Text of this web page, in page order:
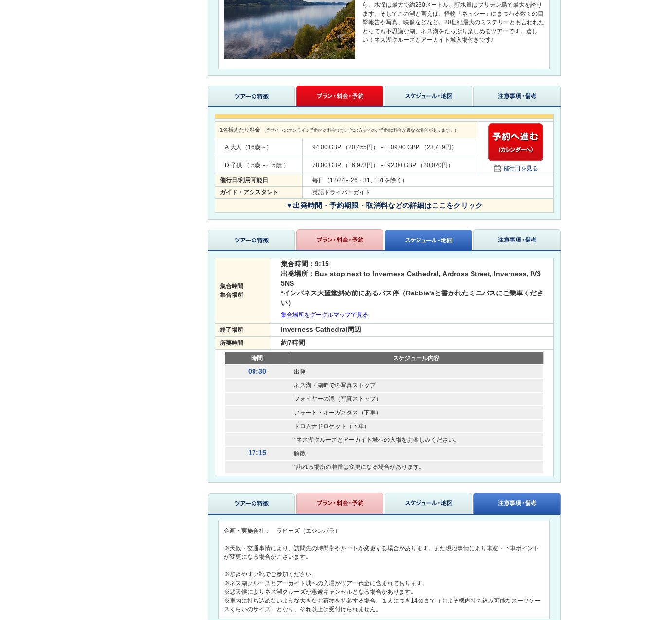
ら、水深は最大で約230メートル、貯水量はブリテン島で最大を誇り
ます。そしてこの湖と言えば、怪物「ネッシー」にまつわる数々の目
撃報告や写真、映像などなど。20世紀最大のミステリーとも言われた
とっても不思議な湖、ネス湖をたっぷり楽しめるツアーです。嬉し
い！ネス湖クルーズとアーカイト城入場付きです♪
1名様あたり料金 （当サイトのオンライン予約での料金です。他の方法でのご予約は料金が異なる場合があります。）
催行日を見る
A:大人（16歳～） 94.00 GBP （20,455円） ～ 109.00 GBP （23,719円）
D:子供 （ 5歳 ～ 15歳 ） 78.00 GBP （16,973円） ～ 92.00 GBP （20,020円）
催行日/利用可能日
毎日（12/24～26・31、1/1を除く）
ガイド・アシスタント
英語ドライバーガイド
▼出発時間・予約期限・取消料などの詳細はここをクリック
集合時間
集合場所
集合時間：9:15
出発場所：Bus stop next to Inverness Cathedral, Ardross Street, Inverness, IV3
5NS
*インバネス大聖堂斜め前にあるバス停（Rabbie'sと書かれたミニバスにご乗車くださ
い）
集合場所をグーグルマップで見る
終了場所 Inverness Cathedral周辺
所要時間 約7時間
時間 スケジュール内容
09:30
出発
ネス湖・湖畔での写真ストップ
フォイヤーの滝（写真ストップ）
フォート・オーガスタス（下車）
ドロムナドロケット（下車）
*ネス湖クルーズとアーカイト城への入場をお楽しみください。
17:15
解散
*訪れる場所の順番は変更になる場合があります。
企画・実施会社： ラビーズ（エジンバラ）
※天候・交通事情により、訪問先の時間帯やルートが変更する場合があります。また現地事情により車窓・下車ポイント
が変更になる場合がございます。
※歩きやすい靴でご参加ください。
※ネス湖クルーズとアーカイト城への入場がツアー代金に含まれております。
※悪天候によりネス湖クルーズが急遽キャンセルとなる場合があります。
※車内に持ち込めないような大きなお荷物を持参する場合、１人につき14kgまで（およそ機内持ち込み可能なスーツケー
スくらいのサイズ）となり、それ以上は受付けられません。